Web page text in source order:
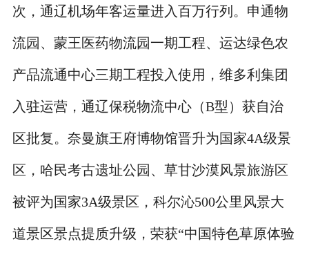
次，通辽机场年客运量进入百万行列。申通物
流园、蒙王医药物流园一期工程、运达绿色农
产品流通中心三期工程投入使用，维多利集团
入驻运营，通辽保税物流中心（B型）获自治
区批复。奈曼旗王府博物馆晋升为国家4A级景
区，哈民考古遗址公园、草甘沙漠风景旅游区
被评为国家3A级景区，科尔沁500公里风景大
道景区景点提质升级，荣获“中国特色草原体验